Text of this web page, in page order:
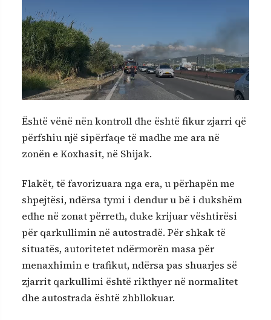
Është vënë nën kontroll dhe është fikur zjarri që
përfshiu një sipërfaqe të madhe me ara në
zonën e Koxhasit, në Shijak.
Flakët, të favorizuara nga era, u përhapën me
shpejtësi, ndërsa tymi i dendur u bë i dukshëm
edhe në zonat përreth, duke krijuar vështirësi
për qarkullimin në autostradë. Për shkak të
situatës, autoritetet ndërmorën masa për
menaxhimin e trafikut, ndërsa pas shuarjes së
zjarrit qarkullimi është rikthyer në normalitet
dhe autostrada është zhbllokuar.